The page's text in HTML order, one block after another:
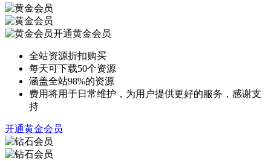
开通黄金会员
全站资源折扣购买
每天可下载50个资源
涵盖全站98%的资源
费用将用于日常维护，为用户提供更好的服务，感谢支
持
开通黄金会员